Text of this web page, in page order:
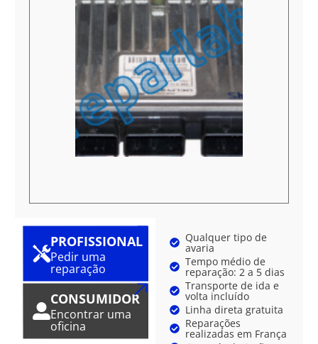
PROFISSIONAL
Pedir uma
reparação
CONSUMIDOR
Encontrar uma
oficina
Qualquer tipo de
avaria
Tempo médio de
reparação: 2 a 5 dias
Transporte de ida e
volta incluído
Linha direta gratuita
Reparações
realizadas em França